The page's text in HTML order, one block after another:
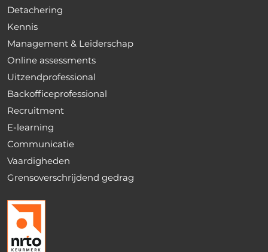
Detachering
Kennis
Management & Leiderschap
Online assessments
Uitzendprofessional
Backofficeprofessional
Recruitment
E-learning
Communicatie
Vaardigheden
Grensoverschrijdend gedrag